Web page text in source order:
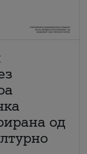
од